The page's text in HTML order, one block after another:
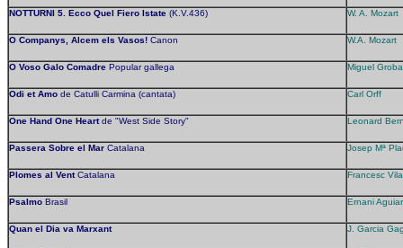
NOTTURNI 5. Ecco Quel Fiero Istate (K.V.436) W. A. Mozart
O Companys, Alcem els Vasos! Canon W.A. Mozart
O Voso Galo Comadre Popular gallega Miguel Groba
Odi et Amo de Catulli Carmina (cantata) Carl Orff
One Hand One Heartde "West Side Story" Leonard
Passera Sobre el Mar Catalana Josep Mª
Plomes al VentCatalana Francesc Vila
Psalmo Brasil Ernani Aguiar
Quan el Dia va Marxant J. Garcia